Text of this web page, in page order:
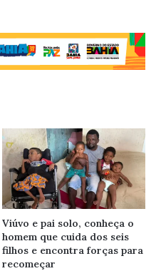
Viúvo e pai solo, conheça o
homem que cuida dos seis
filhos e encontra forças para
recomeçar